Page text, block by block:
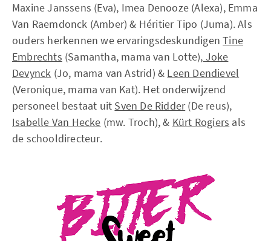
Maxine Janssens (Eva), Imea Denooze (Alexa), Emma
Van Raemdonck (Amber) & Héritier Tipo (Juma). Als
ouders herkennen we ervaringsdeskundigenTine
Embrechts (Samantha, mama van Lotte), Joke
Devynck (Jo, mama van Astrid) & Leen Dendievel
(Veronique, mama van Kat). Het onderwijzend
personeel bestaat uit Sven De Ridder(De reus),
Isabelle Van Hecke (mw. Troch), & Kürt Rogiers als
de schooldirecteur.